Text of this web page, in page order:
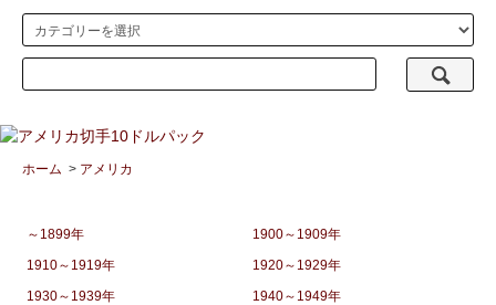
ホーム > アメリカ
～1899年
1900～1909年
1910～1919年
1920～1929年
1930～1939年
1940～1949年